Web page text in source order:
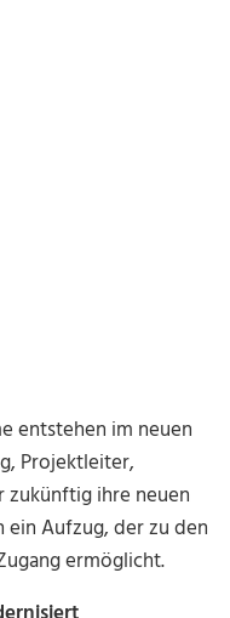
entstehen im neuen
Projektleiter,
zukünftig ihre neuen
Aufzug, der zu den
ermöglicht.